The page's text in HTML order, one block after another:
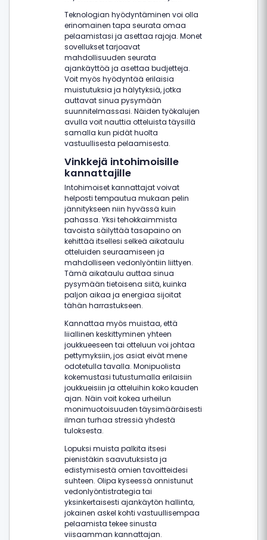
Teknologian hyödyntäminen voi olla
erinomainen tapa seurata omaa
pelaamistasi ja asettaa rajoja. Monet
sovellukset tarjoavat
mahdollisuuden seurata
ajankäyttöä ja asettaa budjetteja.
Voit myös hyödyntää erilaisia
muistutuksia ja hälytyksiä, jotka
auttavat sinua pysymään
suunnitelmassasi. Näiden työkalujen
avulla voit nauttia otteluista täysillä
samalla kun pidät huolta
vastuullisesta pelaamisesta.
Vinkkejä intohimoisille
kannattajille
Intohimoiset kannattajat voivat
helposti tempautua mukaan pelin
jännitykseen niin hyvässä kuin
pahassa. Yksi tehokkaimmista
tavoista säilyttää tasapaino on
kehittää itsellesi selkeä aikataulu
otteluiden seuraamiseen ja
mahdolliseen vedonlyöntiin liittyen.
Tämä aikataulu auttaa sinua
pysymään tietoisena siitä, kuinka
paljon aikaa ja energiaa sijoitat
tähän harrastukseen.
Kannattaa myös muistaa, että
liiallinen keskittyminen yhteen
joukkueeseen tai otteluun voi johtaa
pettymyksiin, jos asiat eivät mene
odotetulla tavalla. Monipuolista
kokemustasi tutustumalla erilaisiin
joukkueisiin ja otteluihin koko kauden
ajan. Näin voit kokea urheilun
monimuotoisuuden täysimääräisesti
ilman turhaa stressiä yhdestä
tuloksesta.
Lopuksi muista palkita itsesi
pienistäkin saavutuksista ja
edistymisestä omien tavoitteidesi
suhteen. Olipa kyseessä onnistunut
vedonlyöntistrategia tai
yksinkertaisesti ajankäytön hallinta,
jokainen askel kohti vastuullisempaa
pelaamista tekee sinusta
viisaamman kannattajan.